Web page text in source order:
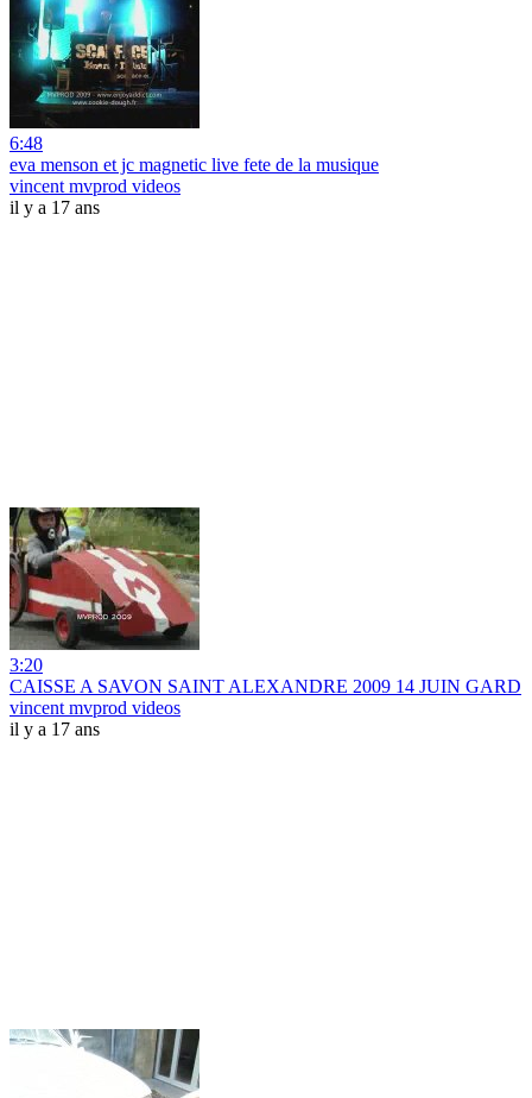
6:48
eva menson et jc magnetic live fete de la musique
vincent mvprod videos
il y a 17 ans
3:20
CAISSE A SAVON SAINT ALEXANDRE 2009 14 JUIN GARD
vincent mvprod videos
il y a 17 ans